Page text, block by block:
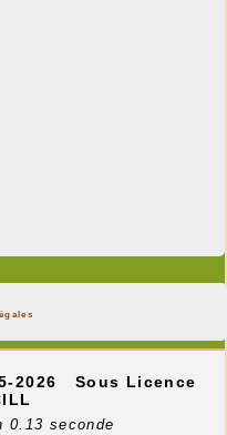
2026
Sous Licence
0.13 seconde